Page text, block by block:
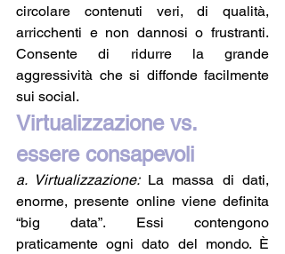
circolare contenuti veri, di qualità,
arricchenti e non dannosi o frustranti.
Consente di ridurre la grande
aggressività che si diffonde facilmente
sui social.
Virtualizzazione vs.
essere consapevoli
a. Virtualizzazione: La massa di dati,
enorme, presente online viene definita
“big data”. Essi contengono
praticamente ogni dato del mondo. È